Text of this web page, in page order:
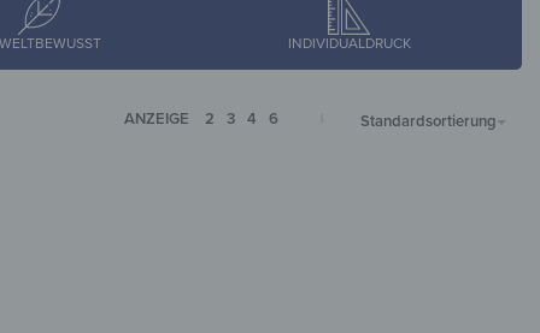
INDIVIDUALDRUCK
ANZEIGE 2 3 4 6 Standardsortierung